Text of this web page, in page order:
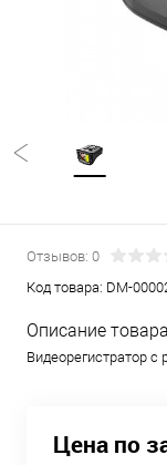
Отзывов: 0
Код товара: DM-
Описание
Видеорегистратор
Цена по